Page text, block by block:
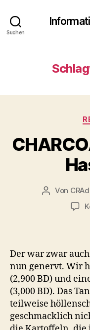
Suchen
Von
Der war zwar
nun genervt. Wir
(2,900 BD) und
(3,000 BD). Das
teilweise
geschmacklich